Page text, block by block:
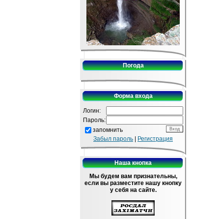
Погода
Форма входа
Логин:
Пароль:
запомнить
Забыл пароль
Регистрация
Наша кнопка
Мы будем вам признательны,
если вы разместите нашу кнопку
у себя на сайте.